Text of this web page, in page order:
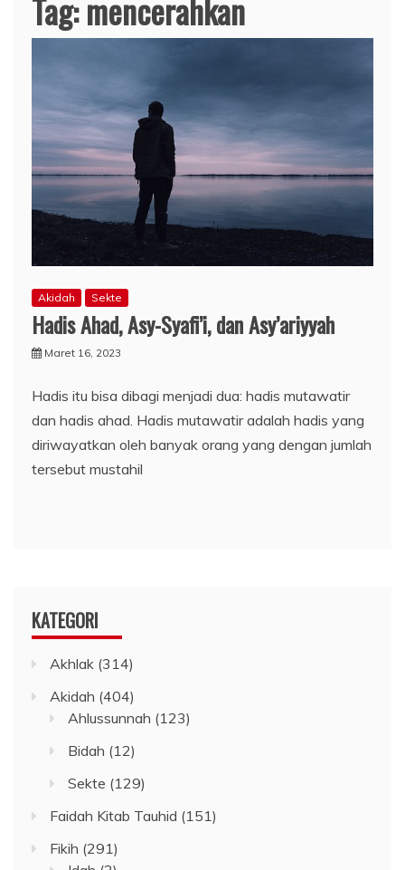
Tag:mencerahkan
Akidah Sekte
Hadis Ahad, Asy-Syafi’i, dan Asy’ariyyah
Maret 16, 2023
Hadis itu bisa dibagi menjadi dua: hadis mutawatir
dan hadis ahad. Hadis mutawatir adalah hadis yang
diriwayatkan oleh banyak orang yang dengan jumlah
tersebut mustahil
KATEGORI
Akhlak (314)
Akidah (404)
Ahlussunnah (123)
Bidah (12)
Sekte (129)
Faidah Kitab Tauhid (151)
Fikih (291)